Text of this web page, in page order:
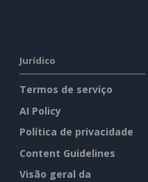
Jurídico
Termos de serviço
AI Policy
Política de privacidade
Content Guidelines
Visão geral da